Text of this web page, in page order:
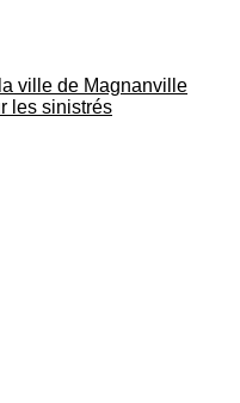
ville de Magnanville
les sinistrés